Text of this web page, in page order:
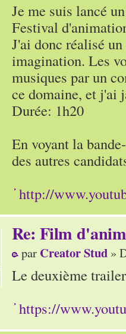
Je me suis lancé
Festival
J'ai donc réalisé
imagination. Les
musiques par un
ce domaine, et j'ai
Durée: 1h20
En voyant la
des autres
http://
Re: Film
par Creator Stud »
Le deuxième
https://